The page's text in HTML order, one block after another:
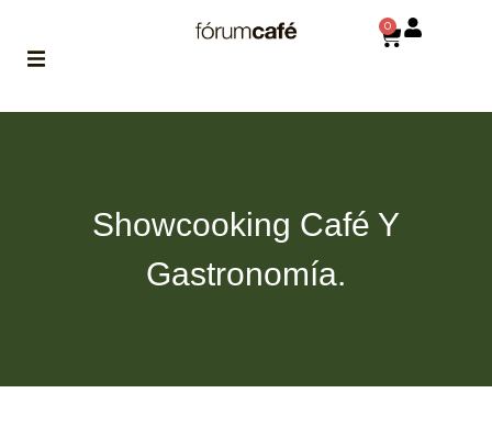
0
Showcooking Café Y
Gastronomía.